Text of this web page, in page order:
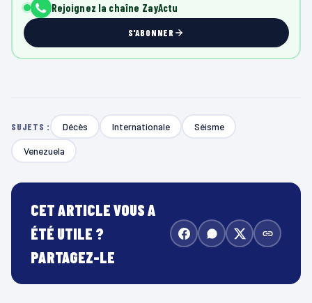
Rejoignez la chaîne ZayActu
S'ABONNER
SUJETS : Décès Internationale Séisme
Venezuela
CET ARTICLE VOUS A
ÉTÉ UTILE ?
PARTAGEZ-LE